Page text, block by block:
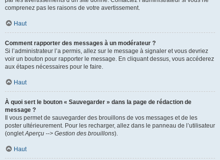
comprenez pas les raisons de votre avertissement.
Haut
Comment rapporter des messages à un modérateur ?
Si l’administrateur l’a permis, allez sur le message à signaler et vous devriez
voir un bouton pour rapporter le message. En cliquant dessus, vous accéderez
aux étapes nécessaires pour le faire.
Haut
À quoi sert le bouton « Sauvegarder » dans la page de rédaction de
message ?
Il vous permet de sauvegarder des brouillons de vos messages et de les
poster ultérieurement. Pour les recharger, allez dans le panneau de l’utilisateur
(ongletAperçu --> Gestion des brouillons).
Haut